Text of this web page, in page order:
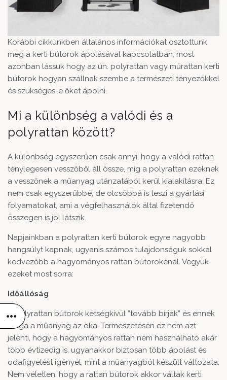
Korábbi cikkünkben általános információkat osztottunk
meg a kerti bútorok ápolásával kapcsolatban, most
azonban lássuk hogy az ún. polyrattan vagy műrattan kerti
bútorok hogyan szállnak szembe a természeti tényezőkkel
és szükséges-e őket ápolni.
Mi a különbség a valódi és a
polyrattan között?
A különbség egyszerűen csak annyi, hogy a valódi rattan
ténylegesen vesszőből áll össze, míg a polyrattan ezeknek
a vesszőnek a műanyag utánzatából kerül kialakításra. Ez
nem csak egyszerűbbé, de olcsóbbá is teszi a gyártási
folyamatokat, ami a végfelhasználók által fizetendő
összegen is jól látszik.
Napjainkban a polyrattan kerti bútorok egyre nagyobb
hangsúlyt kapnak, ugyanis számos tulajdonságuk sokkal
kedvezőbb a hagyományos rattan bútorokénál. Vegyük
ezeket most sorra:
Időállóság
A polyrattan bútorok kétségkívül ”tovább bírják” és ennek
maga a műanyag az oka. Természetesen ez nem azt
jelenti, hogy a hagyományos rattan nem használható akár
több évtizedig is, ugyanakkor biztosan több ápolást és
odafigyelést igényel, mint a műanyagból készült változata.
Nem véletlen, hogy a rattan bútorok akkor váltak kerti